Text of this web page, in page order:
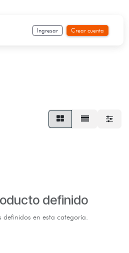
Ingresar Crear cuenta
definido
en esta categoría.